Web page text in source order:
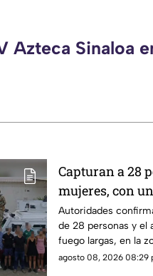
Azteca Sinaloa
Capturan a 28
mujeres, con
Mazatlán
Autoridades
de 28 personas y el
fuego largas, en la
agosto 08, 2026 08:29